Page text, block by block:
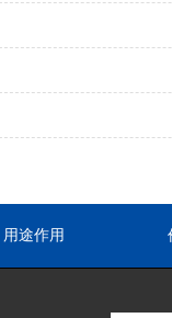
用途作用